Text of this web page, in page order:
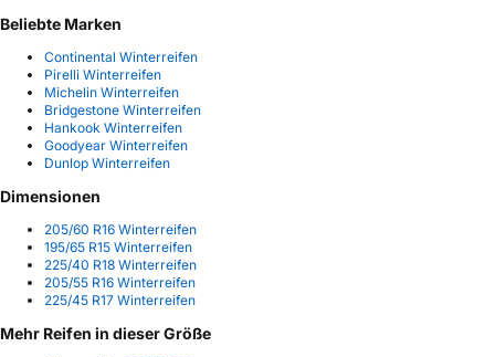
Beliebte Marken
Continental Winterreifen
Pirelli Winterreifen
Michelin Winterreifen
Bridgestone Winterreifen
Hankook Winterreifen
Goodyear Winterreifen
Dunlop Winterreifen
Dimensionen
205/60 R16 Winterreifen
195/65 R15 Winterreifen
225/40 R18 Winterreifen
205/55 R16 Winterreifen
225/45 R17 Winterreifen
Mehr Reifen in dieser Größe